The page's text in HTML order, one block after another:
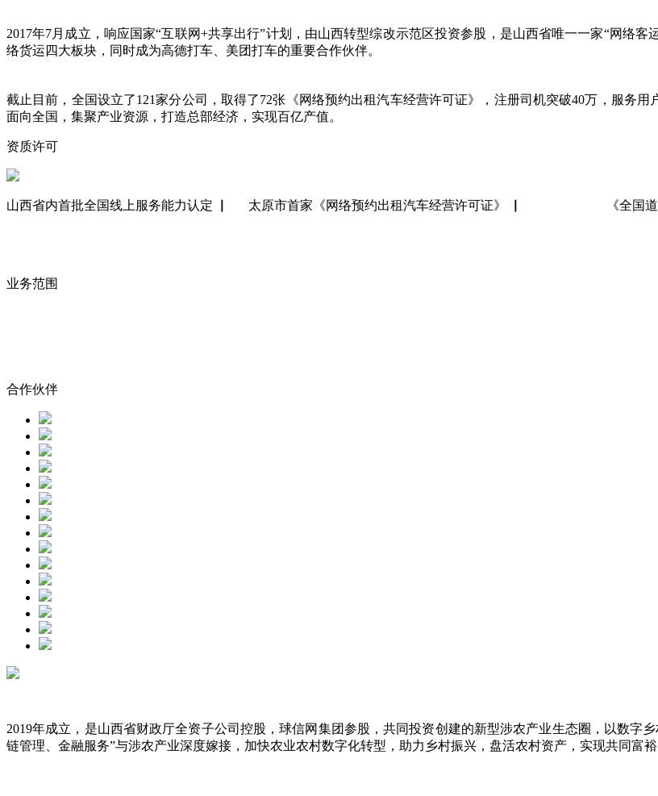
2017年7月成立，响应国家“互联网+共享出行”计划，由山西转型综改示范区投资参股，是山西省唯一一家“网络
络货运四大板块，同时成为高德打车、美团打车的重要合作伙伴。
截止目前，全国设立了121家分公司，取得了72张《网络预约出租汽车经营许可证》，注册司机突破40万，服务用
面向全国，集聚产业资源，打造总部经济，实现百亿产值。
资质许可
山西省内首批全国线上服务能力认定 ▏ 太原市首家《网络预约出租汽车经营许可证》 ▏ 《全国
业务范围
合作伙伴
2019年成立，是山西省财政厅全资子公司控股，球信网集团参股，共同投资创建的新型涉农产业生态圈，以数字
链管理、金融服务”与涉农产业深度嫁接，加快农业农村数字化转型，助力乡村振兴，盘活农村资产，实现共同富裕